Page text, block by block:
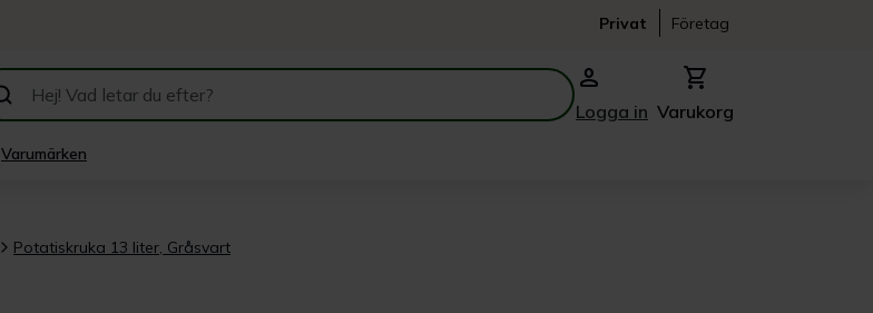
Privat Företag
person
Logga in
shopping_cart
Varukorg
Varumärken
Potatiskruka 13 liter, Gråsvart